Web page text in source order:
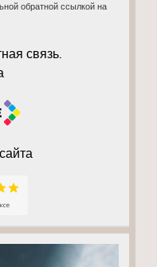
обратной ссылкой на
связь.